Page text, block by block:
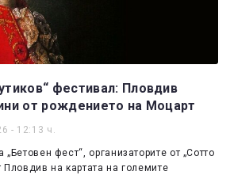
фестивал: Пловдив
от рождението на Моцарт
- 12:13 ч.
фест“, организаторите от „Сотто
Пловдив на картата на големите